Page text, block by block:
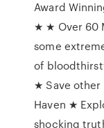
Award
★ ★ Over 60
some
of
★ Save
Haven ★
shocking